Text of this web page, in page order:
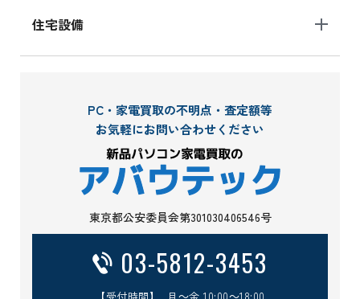
住宅設備
PC・家電買取の不明点・査定額等
お気軽にお問い合わせください
東京都公安委員会第301030406546号
03-5812-3453